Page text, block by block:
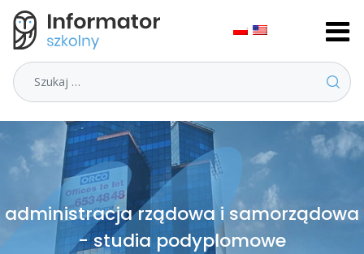
Szukaj
administracja rządowa i samorządowa
- studia podyplomowe